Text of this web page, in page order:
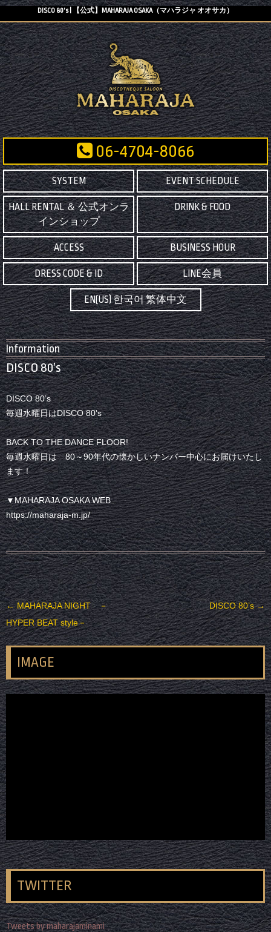
DISCO 80’s | 【公式】MAHARAJA OSAKA（マハラジャ オオサカ）
06-4704-8066
SYSTEM EVENT SCHEDULE
HALL RENTAL ＆ 公式オンラ
インショップ
DRINK & FOOD
ACCESS BUSINESS HOUR
DRESS CODE & ID LINE会員
EN(US) 한국어 繁体中文
Information
DISCO 80’s
DISCO 80’s
毎週水曜日はDISCO 80’s
BACK TO THE DANCE FLOOR!
毎週水曜日は 80～90年代の懐かしいナンバー中心にお届けいたし
ます！
▼MAHARAJA OSAKA WEB
https://maharaja-m.jp/
投稿ナビゲーション
←MAHARAJA NIGHT －
HYPER BEAT style－
DISCO 80’s→
IMAGE
TWITTER
Tweets by maharajaminami